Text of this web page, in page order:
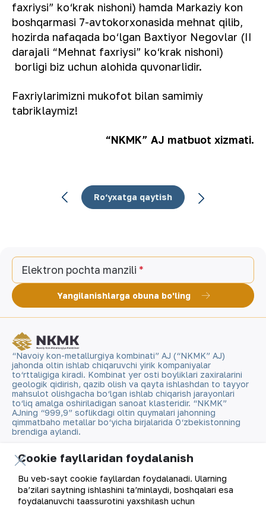
faxriysi” ko‘krak nishoni) hamda Markaziy kon
boshqarmasi 7-avtokorxonasida mehnat qilib,
hozirda nafaqada bo‘lgan Baxtiyor Negovlar (II
darajali “Mehnat faxriysi” ko‘krak nishoni)
borligi biz uchun alohida quvonarlidir.
Faxriylarimizni mukofot bilan samimiy
tabriklaymiz!
“NKMK” AJ matbuot xizmati.
Ro‘yxatga qaytish
Elektron pochta manzili
Yangilanishlarga obuna bo'ling
“Navoiy kon-metallurgiya kombinati” AJ (“NKMK” AJ)
jahonda oltin ishlab chiqaruvchi yirik kompaniyalar
to‘rttaligiga kiradi. Kombinat yer osti boyliklari zaxiralarini
geologik qidirish, qazib olish va qayta ishlashdan to tayyor
mahsulot olishgacha bo‘lgan ishlab chiqarish jarayonlari
to‘liq amalga oshiriladigan sanoat klasteridir. “NKMK”
AJning “999,9” soflikdagi oltin quymalari jahonning
qimmatbaho metallar bo‘yicha birjalarida O‘zbekistonning
brendiga aylandi.
Kompaniya haqida
Bizning faoliyatimiz
Aloqalar
Sayt xaritasi
Cookie fayllaridan foydalanish
Bu veb-sayt cookie fayllardan foydalanadi. Ularning
ba’zilari saytning ishlashini ta’minlaydi, boshqalari esa
foydalanuvchi taassurotini yaxshilash uchun